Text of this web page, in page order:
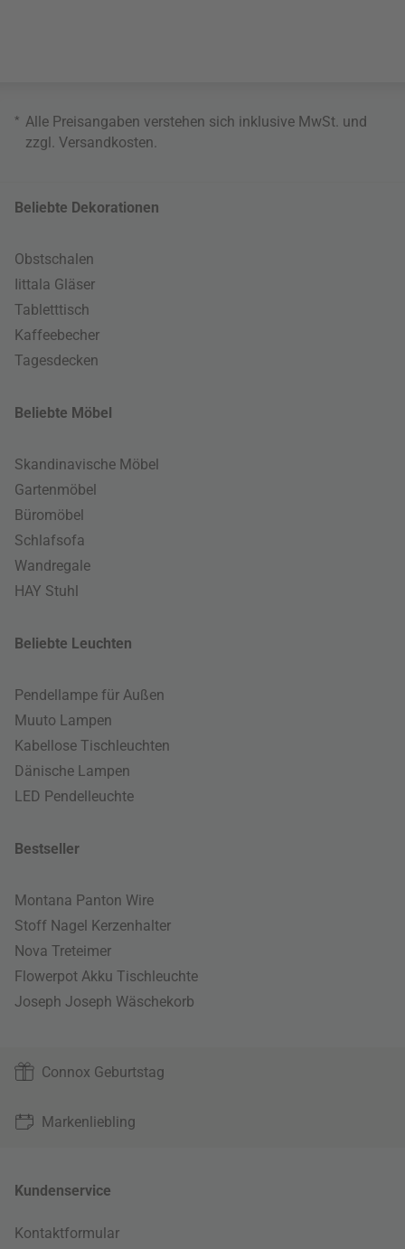
* Alle Preisangaben verstehen sich inklusive MwSt. und
zzgl. Versandkosten
Beliebte Dekorationen
Obstschalen
Iittala Gläser
Tabletttisch
Kaffeebecher
Tagesdecken
Beliebte Möbel
Skandinavische Möbel
Gartenmöbel
Büromöbel
Schlafsofa
Wandregale
HAY Stuhl
Beliebte Leuchten
Pendellampe für Außen
Muuto Lampen
Kabellose Tischleuchten
Dänische Lampen
LED Pendelleuchte
Bestseller
Montana Panton Wire
Stoff Nagel Kerzenhalter
Nova Treteimer
Flowerpot Akku Tischleuchte
Joseph Joseph Wäschekorb
Connox Geburtstag
Markenliebling
Kundenservice
Kontaktformular